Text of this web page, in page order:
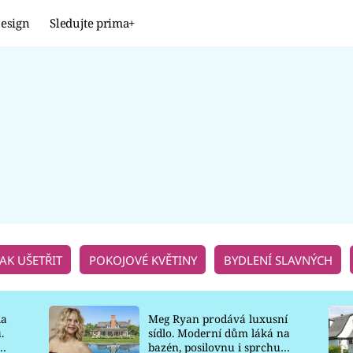
Sledujte prima+
UŠETŘIT POKOJOVÉ KVĚTINY BYDLENÍ SLAVNÝCH
Meg Ryan prodává luxusní
sídlo. Moderní dům láká na
bazén, posilovnu i sprchu